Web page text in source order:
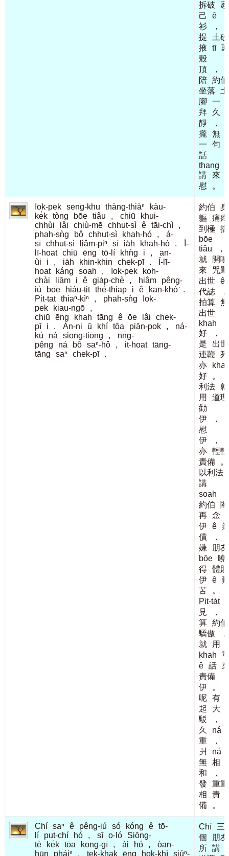
拆破
家
己
ê
衫
，
提
土砂
掖 tī 頭
殼
頂
，
陪 約伯
坐落
土
腳
一
拜
久
靜
，
攏
無
一
句
話
thang
講
來
慰
。
Iok-pek seng-khu thàng-thiàⁿ
kàu-
ke̍k tòng bōe tiâu , chiū
khui-
chhùi
lâi chiù-mē chhut-sì ê tāi-chì
,
phah-sǹg
bô chhut-sì khah-hó ,
á-
sī chhut-sì liâm-piⁿ sí ia̍h khah-hó .
Í-
lī-hoat chiū ēng tō-lí khǹg i ,
an-
ùi
i , ia̍h khin-khin chek-pī .
Í-lī-
hoat
káng soah , Iok-pek
koh-
chài
liām i ê gia̍p-chè , hiâm
pêng-
iú
bōe hiáu-tit thé-thiap i ê kan-khó͘
.
Pit-tat thiaⁿ-kìⁿ , phah-sǹg
Iok-
pek
kiau-ngō͘
,
chiū
ēng khah tāng ê ōe lâi
chek-
pī
i . Án-ni ū khí tōa piān-pok ,
ná-
kú
ná siong-tiōng ,
nn̄g-
pêng
ná bô saⁿ-hô , it-hoat tāng-
tāng
saⁿ chek-pī .
約伯
身
軀 痛疼
到極 擋
bōe
tiâu
，
就
開嘴
來
咒罵
出世 ê
代誌
，
拍算 無
出世
khah
好
，
是
出世
連鞭
死
亦
好
。
利法
就
用
道理
勸
伊
，
慰
伊
，
亦 輕輕
責備
。
以利法
講
soah
約伯
閣
再 念
伊 ê
債
，
嫌
朋友
bōe
曉
得 體貼
伊 ê
苦
。
Pit-ta̍t
見
，
算 約伯
驕傲
，
就
用
khah
ê 話
責備
伊
。
呢 有
起
大
駁
，
久
ná
重
，
爿
ná
無 相
和
，
發
重重
相
責
備
。
Chí saⁿ ê pêng-iú só͘ kóng ê tō-
lí
put-chí hó , sī o-ló
Siōng-
tè
ke̍k tōa kong-gī , ài hó ,
òan-
hūn
pháiⁿ , tek-khak ēng hok-khì siúⁿ-
Chí
三
個
朋友
所 講